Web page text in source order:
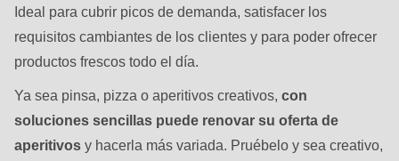
Ideal para cubrir picos de demanda, satisfacer los
requisitos cambiantes de los clientes y para poder ofrecer
productos frescos todo el día.
Ya sea pinsa, pizza o aperitivos creativos, con
soluciones sencillas puede renovar su oferta de
aperitivos y hacerla más variada. Pruébelo y sea creativo,